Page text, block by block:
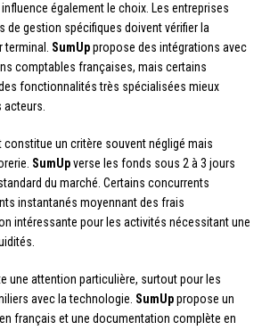
également le choix. Les entreprises
de gestion spécifiques doivent vérifier la
terminal. SumUppropose des intégrations avec
comptables françaises, mais certains
fonctionnalités très spécialisées mieux
acteurs.
constitue un critère souvent négligé mais
SumUpverse les fonds sous 2 à 3 jours
du marché. Certains concurrents
instantanés moyennant des frais
intéressante pour les activités nécessitant une
une attention particulière, surtout pour les
avec la technologie. SumUppropose un
français et une documentation complète en